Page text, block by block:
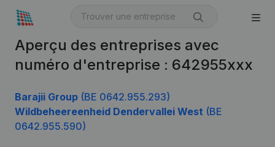
Aperçu des entreprises avec
numéro d'entreprise : 642955xxx
Barajii Group (BE 0642.955.293)
Wildbeheereenheid Dendervallei West (BE
0642.955.590)